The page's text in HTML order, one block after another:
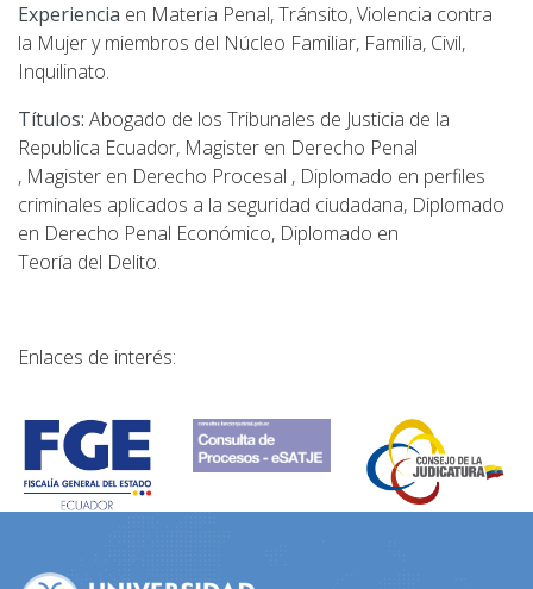
Experiencia en Materia Penal, Tránsito, Violencia contra
la Mujer y miembros del Núcleo Familiar, Familia, Civil,
Inquilinato.
Títulos: Abogado de los Tribunales de Justicia de la
Republica Ecuador, Magister en Derecho Penal
, Magister en Derecho Procesal , Diplomado en perfiles
criminales aplicados a la seguridad ciudadana, Diplomado
en Derecho Penal Económico, Diplomado en
Teoría del Delito.
Enlaces de interés: